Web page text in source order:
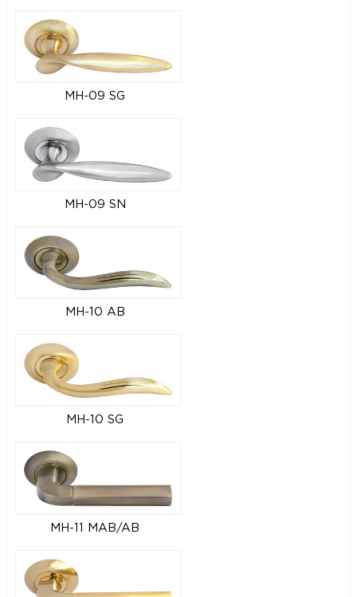
MH-09 SG
MH-09 SN
MH-10 AB
MH-10 SG
MH-11 MAB/AB